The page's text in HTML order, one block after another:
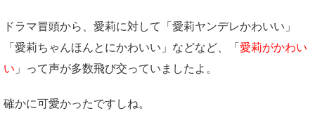
ドラマ冒頭から、愛莉に対して「愛莉ヤンデレかわいい」
「愛莉ちゃんほんとにかわいい」などなど、「 愛莉がかわい
い 」って声が多数飛び交っていましたよ。
確かに可愛かったですしね。